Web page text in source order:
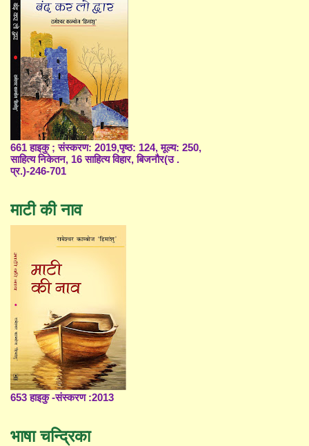
661 हाइकु ; संस्करण: 2019,पृष्ठ: 124, मूल्य: 250,
साहित्य निकेतन, 16 साहित्य विहार, बिजनौर(उ .
प्र.)-246-701
माटी की नाव
653 हाइकु -संस्करण :2013
भाषा चन्द्रिका